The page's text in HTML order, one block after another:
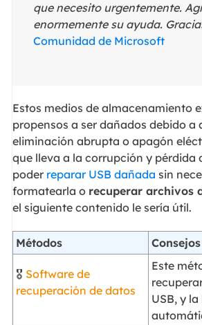
que necesito urgentemente.
enormemente su ayuda.
Comunidad de Microsoft
Estos medios de almacenamiento
propensos a ser dañados debido a
eliminación abrupta o apagón
que lleva a la corrupción y pérdida
poder reparar USB dañada sin
formatearla o recuperar archivos
el siguiente contenido le sería útil.
Métodos
🎖️ Software de
recuperación de datos
Este
USB, y